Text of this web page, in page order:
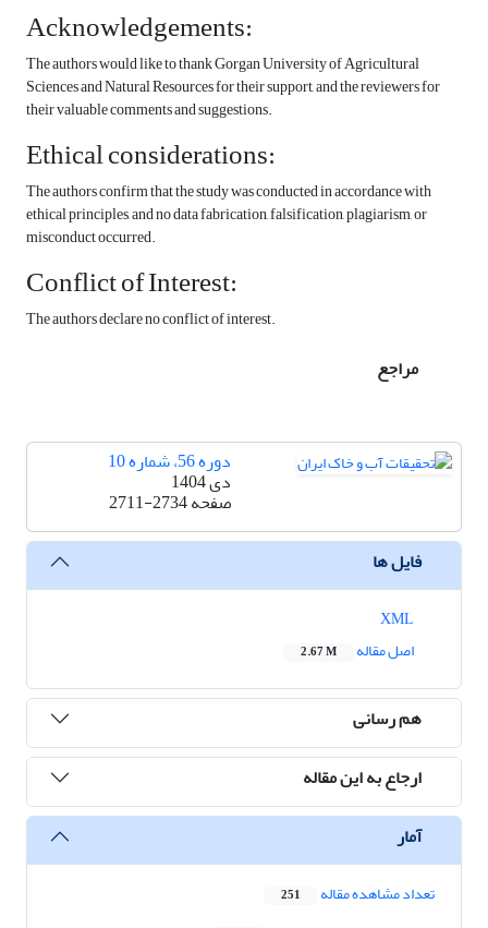
Acknowledgements:
The authors would like to thank Gorgan University of Agricultural
Sciences and Natural Resources for their support, and the reviewers for
their valuable comments and suggestions.
Ethical considerations:
The authors confirm that the study was conducted in accordance with
ethical principles, and no data fabrication, falsification, plagiarism, or
misconduct occurred.
Conflict of Interest:
The authors declare no conflict of interest.
مراجع
دوره 56، شماره 10
دی 1404
صفحه2711-2734
فایل ها
اصل مقاله
2.67 M
هم رسانی
ارجاع به این مقاله
آمار
تعداد مشاهده مقاله 251